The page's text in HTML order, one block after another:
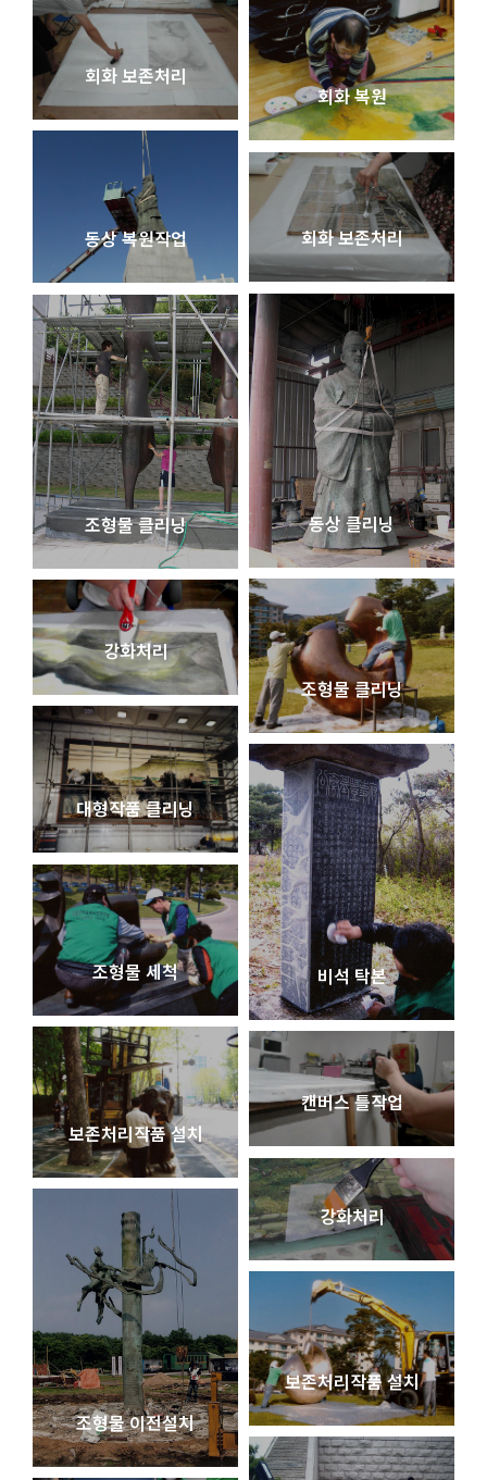
회화 복원
회화 보존처리
동상 복원작업 회화 보존처리
동상 클리닝
조형물 클리닝
조형물 클리닝
강화처리
대형작품 클리닝
비석 탁본
조형물 세척
보존처리작품 설치
캔버스 틀작업
강화처리
조형물 이전설치
보존처리작품 설치